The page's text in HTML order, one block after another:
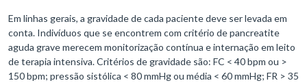
Em linhas gerais, a gravidade de cada paciente deve ser levada em
conta. Indivíduos que se encontrem com critério de pancreatite
aguda grave merecem monitorização contínua e internação em leito
de terapia intensiva. Critérios de gravidade são: FC < 40 bpm ou >
150 bpm; pressão sistólica < 80 mmHg ou média < 60 mmHg; FR > 35